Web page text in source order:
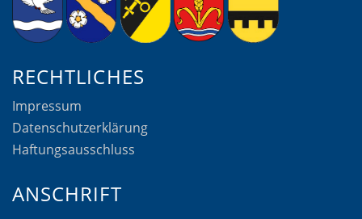
RECHTLICHES
Impressum
Datenschutzerklärung
Haftungsausschluss
ANSCHRIFT